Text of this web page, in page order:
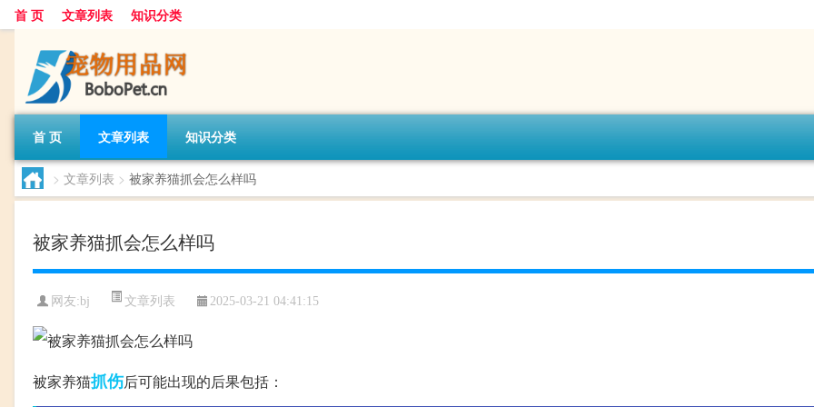
首 页 文章列表 知识分类
首 页 文章列表 知识分类
> 文章列表 > 被家养猫抓会怎么样吗
被家养猫抓会怎么样吗
网友:bj 文章列表 2025-03-21 04:41:15
被家养猫抓伤后可能出现的后果包括：